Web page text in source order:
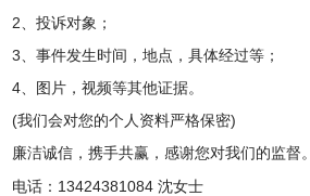
2、投诉对象；
3、事件发生时间，地点，具体经过等；
4、图片，视频等其他证据。
(我们会对您的个人资料严格保密)
廉洁诚信，携手共赢，感谢您对我们的监督。
电话：13424381084 沈女士